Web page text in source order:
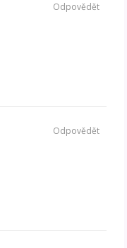
Odpovědět
Odpovědět